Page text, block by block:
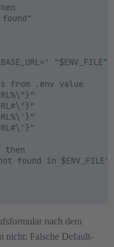
"$ENV_FILE"
from .env value
then
found in $ENV_FILE"
| sed
nach dem
nicht: Falsche Default-